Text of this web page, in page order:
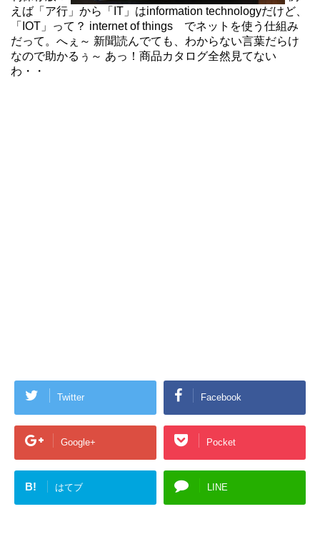
えば「ア行」から「IT」はinformation technologyだけど、
「IOT」って？ internet of things でネットを使う仕組み
だって。へぇ～ 新聞読んでても、わからない言葉だらけ
なので助かるぅ～ あっ！商品カタログ全然見てない
わ・・
Twitter Facebook
Google+ Pocket
B! はてブ LINE